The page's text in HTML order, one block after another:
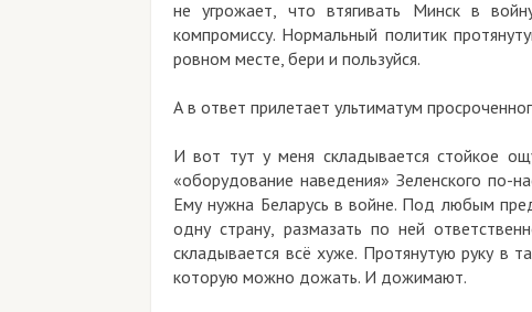
не угрожает, что втягивать Минск в войну
компромиссу. Нормальный политик
ровном месте, бери и пользуйся.
А в ответ прилетает ультиматум просроченного
И вот тут у меня складывается стойкое
«оборудование наведения» Зеленского по-
Ему нужна Беларусь в войне. Под любым
одну страну, размазать по ней
складывается всё хуже. Протянутую руку в
которую можно дожать. И дожимают.